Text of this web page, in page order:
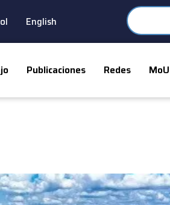
English
Publicaciones Redes MoU